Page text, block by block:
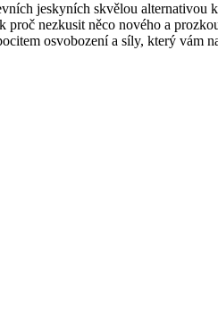
jeskyních skvělou
nezkusit něco nového a
osvobození a síly, který